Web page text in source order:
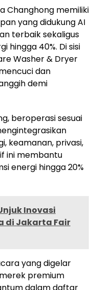
Changhong memiliki
yang didukung AI
terbaik sekaligus
hingga 40%. Di sisi
Washer & Dryer
dan
demi
beroperasi sesuai
keamanan, privasi,
ini membantu
energi hingga 20%
Inovasi
di Jakarta Fair
yang digelar
premium